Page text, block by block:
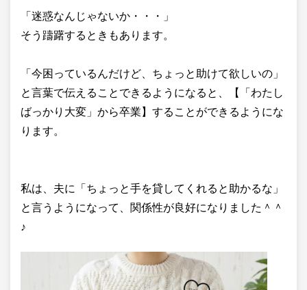
「迷惑なんじゃないか・・・」
そう躊躇するときもあります。
「今困っているんだけど、ちょっと助けて欲しいの」
と言葉で伝えることできるようになると、【「わたし
ばっかり大変」から卒業】することができるようにな
ります。
私は、夫に「ちょっと手を貸してくれると助かるな」
と言うようになって、関係性が良好になりました＾＾
♪